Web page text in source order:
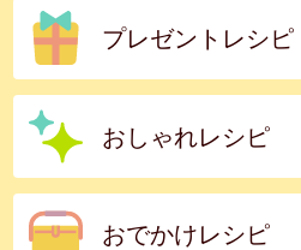
プレゼントレシピ
おしゃれレシピ
おでかけレシピ